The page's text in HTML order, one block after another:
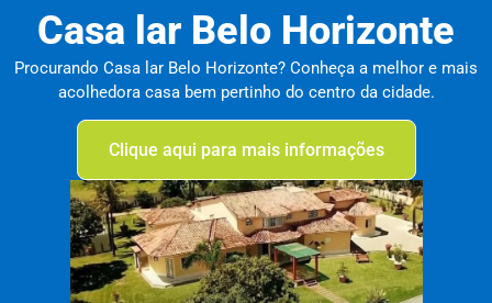
Casa lar Belo Horizonte
Procurando Casa lar Belo Horizonte? Conheça a melhor e mais
acolhedora casa bem pertinho do centro da cidade.
Clique aqui para mais informações